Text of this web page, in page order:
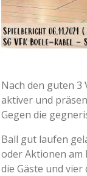
Nach den guten 3
aktiver und
Gegen die
Ball gut laufen
oder Aktionen am
die Gäste und